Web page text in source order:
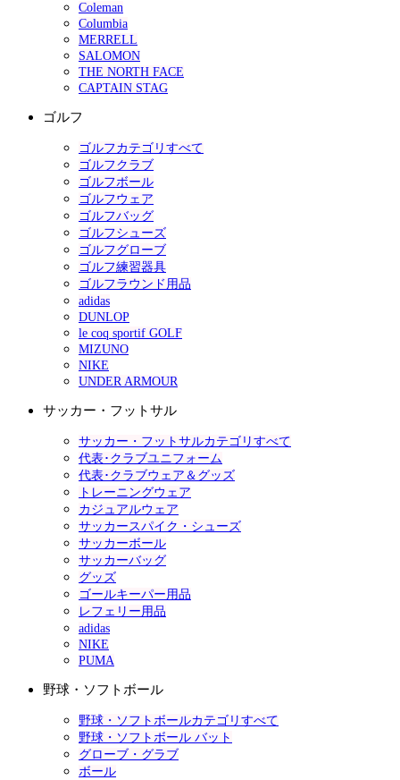
Coleman
Columbia
MERRELL
SALOMON
THE NORTH FACE
CAPTAIN STAG
ゴルフ
ゴルフカテゴリすべて
ゴルフクラブ
ゴルフボール
ゴルフウェア
ゴルフバッグ
ゴルフシューズ
ゴルフグローブ
ゴルフ練習器具
ゴルフラウンド用品
adidas
DUNLOP
le coq sportif GOLF
MIZUNO
NIKE
UNDER ARMOUR
サッカー・フットサル
サッカー・フットサルカテゴリすべて
代表･クラブユニフォーム
代表･クラブウェア＆グッズ
トレーニングウェア
カジュアルウェア
サッカースパイク・シューズ
サッカーボール
サッカーバッグ
グッズ
ゴールキーパー用品
レフェリー用品
adidas
NIKE
PUMA
野球・ソフトボール
野球・ソフトボールカテゴリすべて
野球・ソフトボール バット
グローブ・グラブ
ボール